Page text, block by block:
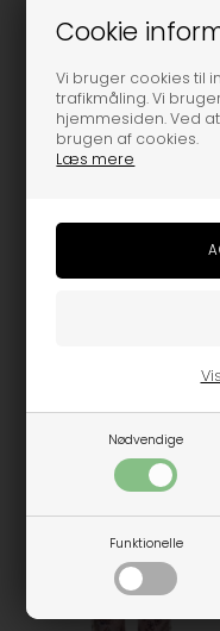
Cookie
Vi bruger cookies til
trafikmåling. Vi
hjemmesiden. Ved
brugen af cookies.
Læs mere
Nødvendige
Funktionelle
hmlMAUILINO TIGHTS
elastik i taljen. Disse
fri for skadelige, giftige
Varenummer:212418-3118